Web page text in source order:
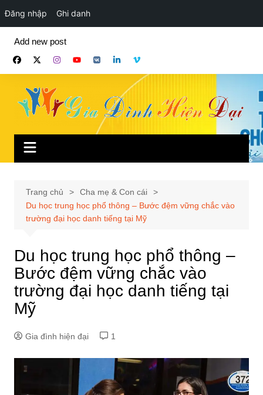
Đăng nhập Ghi danh
phần
Add new post
Trang chủ
Cha mẹ & Con cái
Du học trung học phổ thông – Bước đệm vững chắc vào
trường đại học danh tiếng tại Mỹ
Du học trung học phổ thông –
Bước đệm vững chắc vào
trường đại học danh tiếng tại
Mỹ
Gia đình hiện đại 1